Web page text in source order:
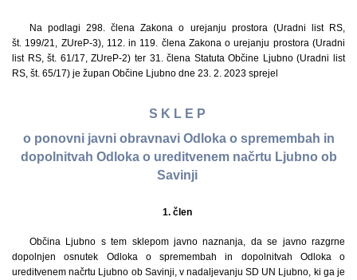
Na podlagi 298. člena Zakona o urejanju prostora (Uradni list RS,
št. 199/21, ZUreP-3), 112. in 119. člena Zakona o urejanju prostora (Uradni
list RS, št. 61/17, ZUreP-2) ter 31. člena Statuta Občine Ljubno (Uradni list
RS, št. 65/17) je župan Občine Ljubno dne 23. 2. 2023 sprejel
S K L E P
o ponovni javni obravnavi Odloka o spremembah in
dopolnitvah Odloka o ureditvenem načrtu Ljubno ob
Savinji
1. člen
Občina Ljubno s tem sklepom javno naznanja, da se javno razgrne
dopolnjen osnutek Odloka o spremembah in dopolnitvah Odloka o
ureditvenem načrtu Ljubno ob Savinji, v nadaljevanju SD UN Ljubno, ki ga je